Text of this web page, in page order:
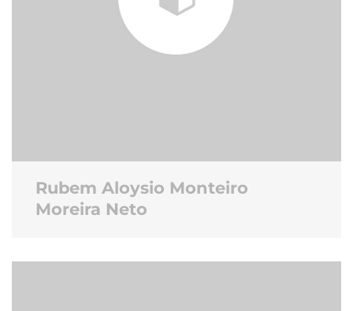
Rubem Aloysio Monteiro
Moreira Neto